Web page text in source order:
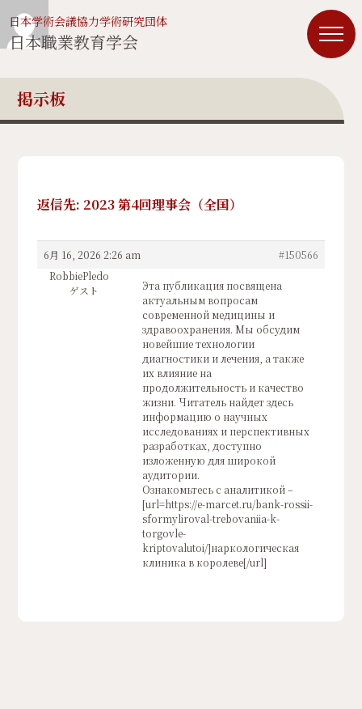
日本学術会議協力学術研究団体
日本職業教育学会
掲示板
返信先: 2023 第4回理事会（全国）
6月 16, 2026 2:26 am
#150566
RobbiePledo
ゲスト
Эта публикация посвящена
актуальным вопросам
современной медицины и
здравоохранения. Мы обсудим
новейшие технологии
диагностики и лечения, а также
их влияние на
продолжительность и качество
жизни. Читатель найдет здесь
информацию о научных
исследованиях и перспективных
разработках, доступно
изложенную для широкой
аудитории.
Ознакомьтесь с аналитикой –
[url=https://e-marcet.ru/bank-rossii-
sformyliroval-trebovaniia-k-
torgovle-
kriptovalutoi/]наркологическая
клиника в королеве[/url]